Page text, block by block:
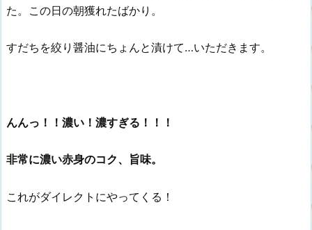
た。この日の朝獲れたばかり。
すだちを絞り醤油にちょんと漬けて…いただきます。
んんっ！！濃い！濃すぎる！！！
非常に濃い赤身のコク、旨味。
これがダイレクトにやってくる！